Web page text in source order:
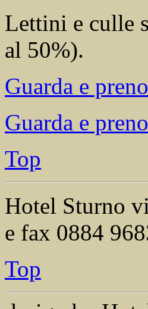
Lettini e culle
al 50%).
Guarda e
Guarda e
Top
Hotel Sturno
e fax 0884
Top